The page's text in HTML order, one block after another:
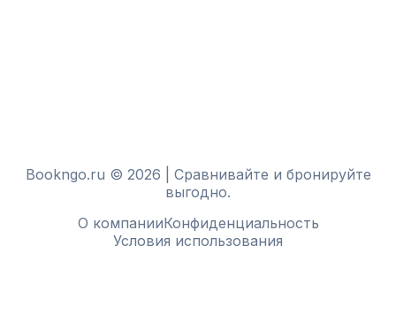
Bookngo.ru © 2026 | Сравнивайте и бронируйте
выгодно.
О компанииКонфиденциальность
Условия использования